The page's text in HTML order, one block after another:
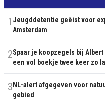
1 Jeugddetentie geëist voor
Amsterdam
2Spaar je koopzegels bij
een vol boekje twee keer zo
3 NL-alert afgegeven voor
gebied